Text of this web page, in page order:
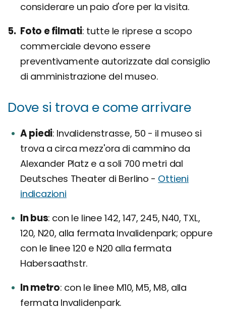
considerare un paio d'ore per la visita.
Foto e filmati tutte le riprese a scopo
commerciale devono essere
preventivamente autorizzate dal consiglio
di amministrazione del museo.
Dove si trova e come arrivare
A piedi Invalidenstrasse, 50 - il museo si
trova a circa mezz'ora di cammino da
Alexander Platz e a soli 700 metri dal
Deutsches Theater di Berlino - Ottieni
indicazioni
In bus con le linee 142, 147, 245, N40, TXL,
120, N20, alla fermata Invalidenpark; oppure
con le linee 120 e N20 alla fermata
Habersaathstr.
In metro con le linee M10, M5, M8, alla
fermata Invalidenpark.